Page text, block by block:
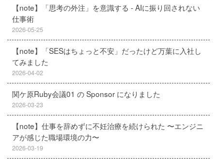
【note】「思考の外注」を意識する - AIに振り回されない
仕事術
2026-05-25
【note】「SESはちょっと不安」だったけど万葉に入社し
てみました
2026-04-02
関ケ原Ruby会議01 の Sponsor になりました
2026-03-23
【note】仕事を辞めずに不妊治療を続けられた 〜エンジニ
アが感じた職場環境の力〜
2026-03-19